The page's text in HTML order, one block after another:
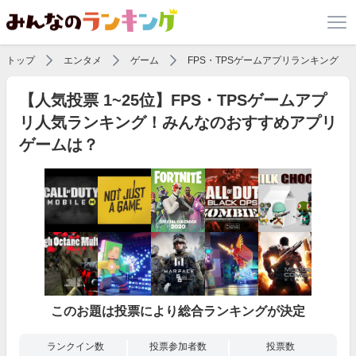
トップ エンタメ ゲーム FPS・TPSゲームアプリランキング
【人気投票 1~25位】FPS・TPSゲームアプ
リ人気ランキング！みんなのおすすめアプリ
ゲームは？
このお題は投票により総合ランキングが決定
ランクイン数 投票参加者数 投票数